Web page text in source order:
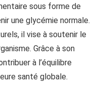
sous forme de
une glycémie normale.
il vise à soutenir le
Grâce à son
à l’équilibre
santé globale.